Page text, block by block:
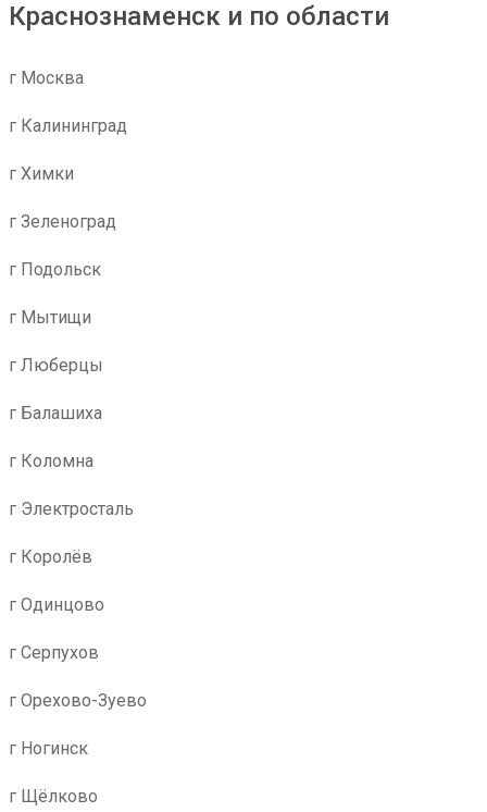
Краснознаменск и по области
г Москва
г Калининград
г Химки
г Зеленоград
г Подольск
г Мытищи
г Люберцы
г Балашиха
г Коломна
г Электросталь
г Королёв
г Одинцово
г Серпухов
г Орехово-Зуево
г Ногинск
г Щёлково